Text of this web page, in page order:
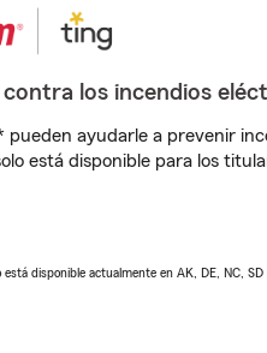
los incendios
pueden ayudarle a prevenir
está disponible para los
disponible actualmente en AK, DE, NC, SD